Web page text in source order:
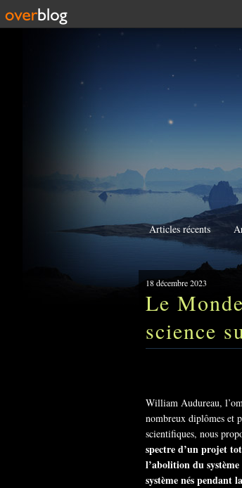
Articles récents
18 décembre 2023
Le
science
William Audureau,
nombreux diplômes et
scientifiques, nous
spectre d’un projet
l’abolition du
système nés pendant